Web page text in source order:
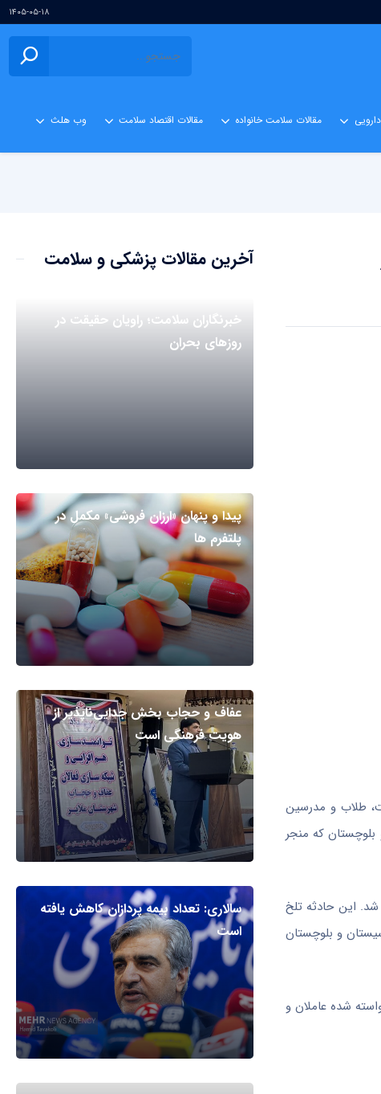
۱۴۰۵-۰۵-۱۸
مقالات سلامت خانواده مقالات اقتصاد سلامت وب هلث
طلاب و مدرسین
که منجر
شد. این حادثه تلخ
و بلوچستان
شده عاملان و
آخرین مقالات پزشکی و سلامت
خبرنگاران سلامت؛ راویان حقیقت در
روزهای بحران
پیدا و پنهان «ارزان فروشی» مکمل در
پلتفرم ها
عفاف و حجاب بخش جدایی‌ناپذیر از
هویت فرهنگی است
سالاری: تعداد بیمه پردازان کاهش یافته
است